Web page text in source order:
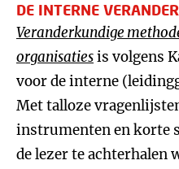
DE INTERNE
Veranderkundige
organisatiesis volgens
voor de interne
Met talloze
instrumenten en korte
de lezer te achterhalen